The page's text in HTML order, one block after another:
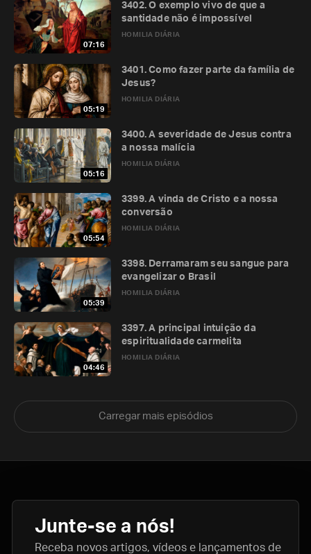
07:16
HOMILIA DIÁRIA
3402. O exemplo vivo de que a
santidade não é impossível
05:19
HOMILIA DIÁRIA
3401. Como fazer parte da família de
Jesus?
05:16
HOMILIA DIÁRIA
3400. A severidade de Jesus contra
a nossa malícia
05:54
HOMILIA DIÁRIA
3399. A vinda de Cristo e a nossa
conversão
05:39
HOMILIA DIÁRIA
3398. Derramaram seu sangue para
evangelizar o Brasil
04:46
HOMILIA DIÁRIA
3397. A principal intuição da
espiritualidade carmelita
Carregar mais episódios
Junte-se a nós!
Receba novos artigos, vídeos e lançamentos de